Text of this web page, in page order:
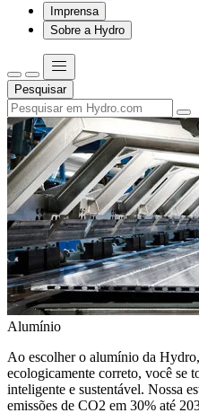
Imprensa
Sobre a Hydro
Pesquisar
Alumínio
Ao escolher o alumínio da
ecologicamente correto, você se
inteligente e sustentável. Nossa
emissões de CO2 em 30% até